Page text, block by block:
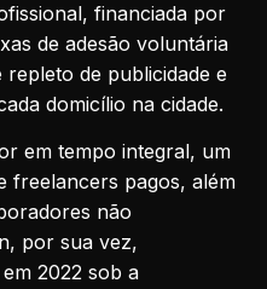
financiada por
de adesão voluntária
de publicidade e
domicílio na cidade.
em tempo integral, um
freelancers pagos, além
não
por sua vez,
em 2022 sob a